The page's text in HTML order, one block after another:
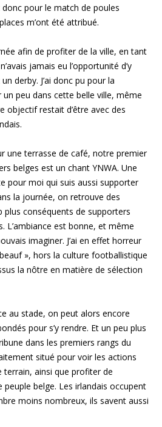
donc pour le match de poules
m’ont été attribué.
afin de profiter de la ville, en tant
jamais eu l’opportunité d’y
derby. J’ai donc pu pour la
peu dans cette belle ville, même
objectif restait d’être avec des
une terrasse de café, notre premier
belges est un chant YNWA. Une
pour moi qui suis aussi supporter
la journée, on retrouve des
conséquents de supporters
L’ambiance est bonne, et même
imaginer. J’ai en effet horreur
», hors la culture footballistique
la nôtre en matière de sélection
au stade, on peut alors encore
pour s’y rendre. Et un peu plus
dans les premiers rangs du
situé pour voir les actions
ainsi que profiter de
peuple belge. Les irlandais occupent
moins nombreux, ils savent aussi